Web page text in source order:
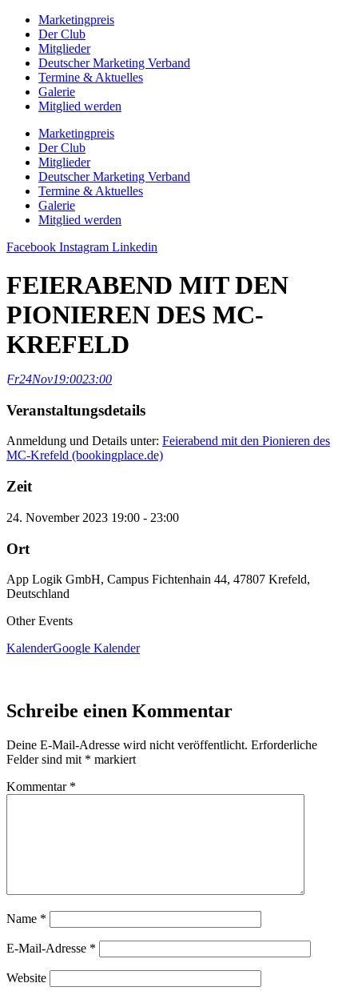
Zum
Inhalt
springen
Marketingpreis
Der Club
Mitglieder
Deutscher Marketing Verband
Termine & Aktuelles
Galerie
Mitglied werden
Marketingpreis
Der Club
Mitglieder
Deutscher Marketing Verband
Termine & Aktuelles
Galerie
Mitglied werden
Facebook Instagram Linkedin
FEIERABEND MIT DEN
PIONIEREN DES MC-
KREFELD
Fr24Nov19:0023:00
Veranstaltungsdetails
Anmeldung und Details unter: Feierabend mit den Pionieren des
MC-Krefeld (bookingplace.de)
Zeit
24. November 2023 19:00 - 23:00
Ort
App Logik GmbH, Campus Fichtenhain 44, 47807 Krefeld,
Deutschland
Other Events
KalenderGoogle Kalender
Schreibe einen Kommentar
Deine E-Mail-Adresse wird nicht veröffentlicht. Erforderliche
Felder sind mit * markiert
Kommentar *
Name *
E-Mail-Adresse *
Website